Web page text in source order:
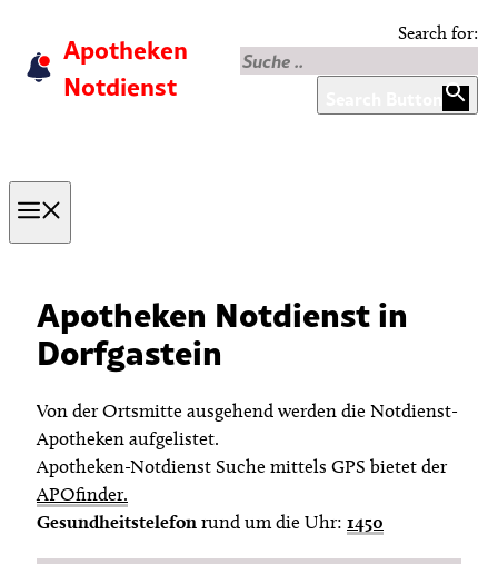
content
Apotheken
Notdienst
Search for:
Apotheken Notdienst in
Dorfgastein
Von der Ortsmitte ausgehend werden die Notdienst-
Apotheken aufgelistet.
Apotheken-Notdienst Suche mittels GPS bietet der
APOfinder.
Gesundheitstelefon rund um die Uhr: 1450